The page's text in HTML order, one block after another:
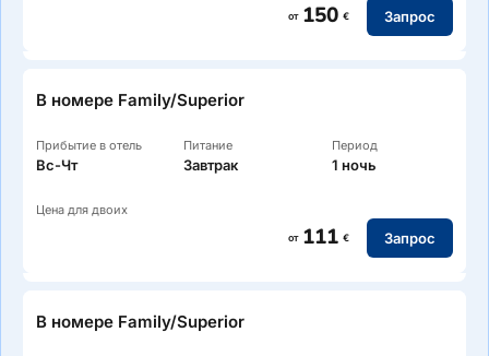
от 150 € Запрос
В номере Family/Superior
Прибытие в отель
Вс-Чт
Питание
Завтрак
Период
1 ночь
Цена для двоих
от 111 € Запрос
В номере Family/Superior